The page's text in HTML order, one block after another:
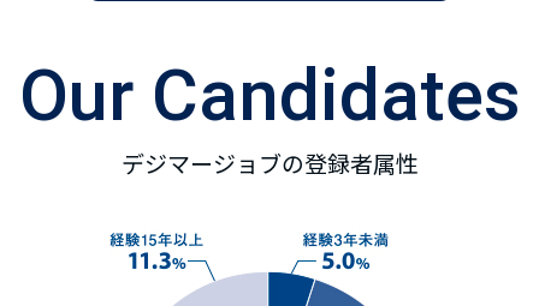
Our Candidates
デジマージョブの登録者属性